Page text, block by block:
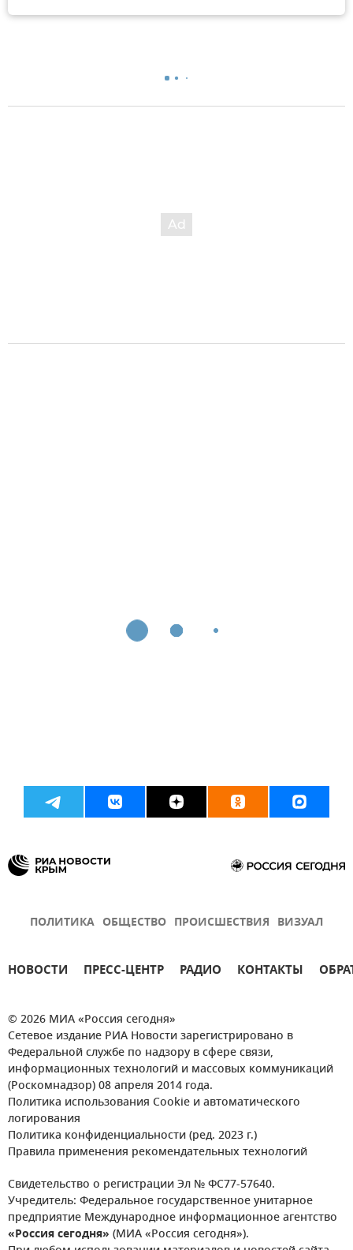
ПОЛИТИКА ОБЩЕСТВО ПРОИСШЕСТВИЯ ВИЗУАЛ
НОВОСТИ ПРЕСС-ЦЕНТР РАДИО КОНТАКТЫ
© 2026 МИА «Россия сегодня»
Сетевое издание РИА Новости зарегистрировано в
Федеральной службе по надзору в сфере связи,
информационных технологий и массовых коммуникаций
(Роскомнадзор) 08 апреля 2014 года.
Политика использования Cookie и автоматического
логирования
Политика конфиденциальности (ред. 2023 г.)
Правила применения рекомендательных технологий
Свидетельство о регистрации Эл № ФС77-57640.
Учредитель: Федеральное государственное унитарное
предприятие Международное информационное агентство
«Россия сегодня» (МИА «Россия сегодня»).